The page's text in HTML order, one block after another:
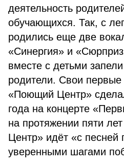
деятельность
обучающихся. Так, с
родились еще две
«Синергия» и
вместе с детьми
родители. Свои первые
«Поющий Центр»
года на концерте
на протяжении пяти
Центр» идёт «с
уверенными шагами